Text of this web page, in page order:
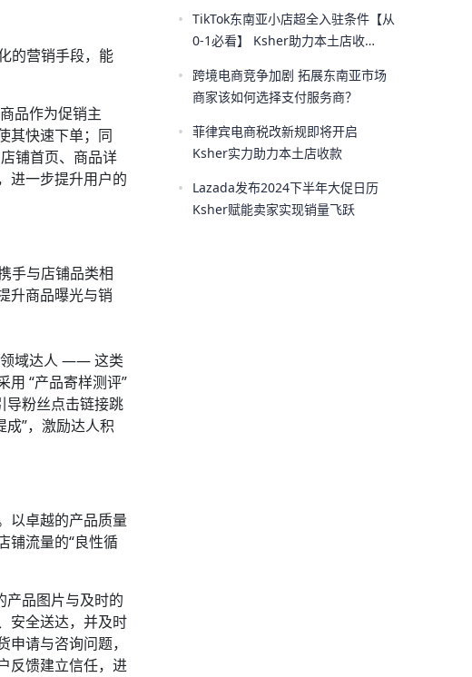
的营销手段，能
品作为促销主
其快速下单；同
铺首页、商品详
进一步提升用户的
手与店铺品类相
升商品曝光与销
领域达人 —— 这类
“产品寄样测评”
导粉丝点击链接跳
”，激励达人积
以卓越的产品质量
铺流量的“良性循
产品图片与及时的
安全送达，并及时
请与咨询问题，
反馈建立信任，进
• TikTok东南亚小店超全入驻条件【从
0-1必看】 Ksher助力本土店收
•
跨境电商竞争加剧 拓展东南亚市场
商家该如何选择支付服务商？
• 菲律宾电商税改新规即将开启
Ksher实力助力本土店收款
•
Lazada发布2024下半年大促日历
Ksher赋能卖家实现销量飞跃